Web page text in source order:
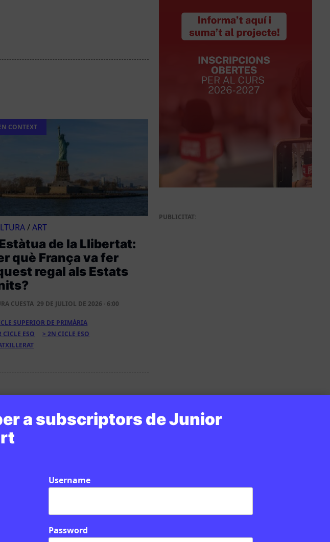
a subscriptors de Junior
Username
Password
CONTEXT
/ART
de la Llibertat:
què França va fer
regal als Estats
CUESTA 29 DE JULIOL DE 2026 · 6:00
SUPERIOR DE PRIMÀRIA
CICLE ESO
2N CICLE ESO
PUBLICITAT: